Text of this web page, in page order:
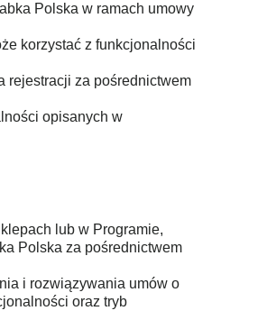
Polska w ramach umowy
korzystać z funkcjonalności
rejestracji za pośrednictwem
opisanych w
lub w Programie,
Polska za pośrednictwem
i rozwiązywania umów o
oraz tryb